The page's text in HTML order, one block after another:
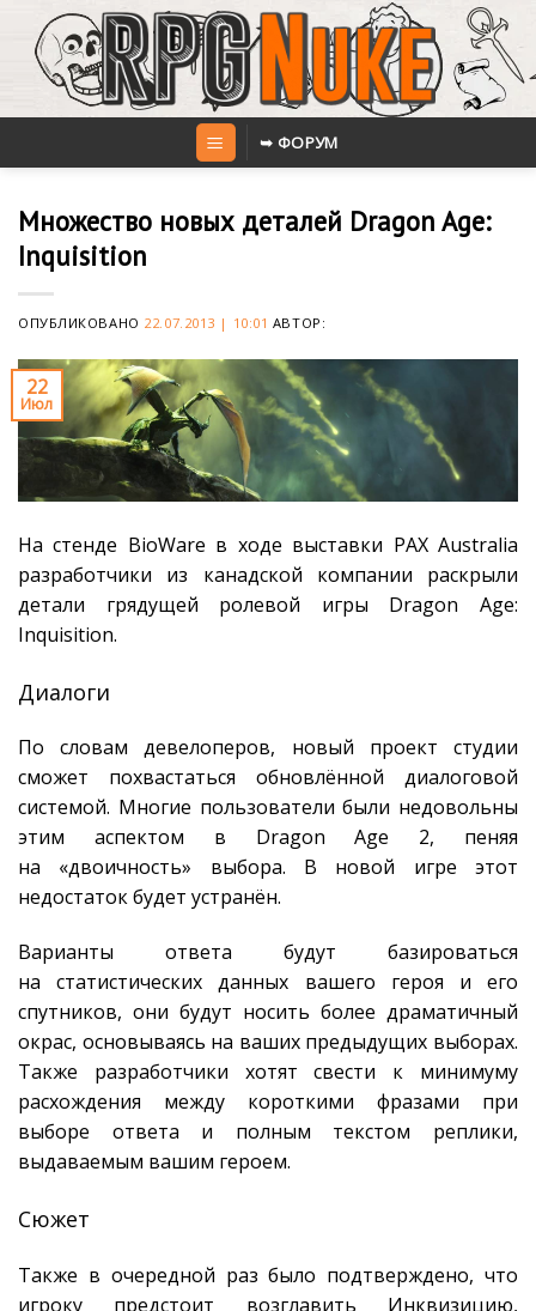
content
➥ ФОРУМ
Множество новых деталей Dragon Age:
Inquisition
ОПУБЛИКОВАНО 22.07.2013 | 10:01 АВТОР:
22
Июл
На стенде BioWare в ходе выставки PAX Australia
разработчики из канадской компании раскрыли
детали грядущей ролевой игры Dragon Age:
Inquisition.
Диалоги
По словам девелоперов, новый проект студии
сможет похвастаться обновлённой диалоговой
системой. Многие пользователи были недовольны
этим аспектом в Dragon Age 2, пеняя
на «двоичность» выбора. В новой игре этот
недостаток будет устранён.
Варианты ответа будут базироваться
на статистических данных вашего героя и его
спутников, они будут носить более драматичный
окрас, основываясь на ваших предыдущих выборах.
Также разработчики хотят свести к минимуму
расхождения между короткими фразами при
выборе ответа и полным текстом реплики,
выдаваемым вашим героем.
Сюжет
Также в очередной раз было подтверждено, что
игроку предстоит возглавить Инквизицию,